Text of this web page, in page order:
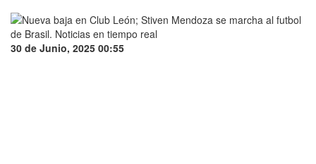
30 de Junio, 2025 00:55